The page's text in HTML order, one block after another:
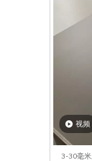
视频
3-30毫